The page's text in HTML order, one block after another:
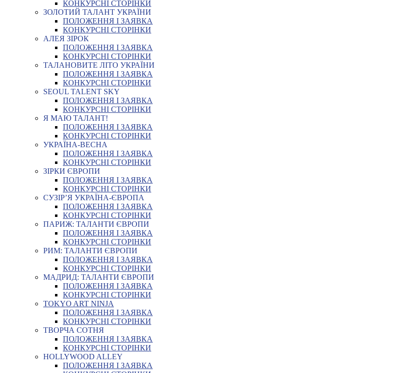
КОНКУРСНІ СТОРІНКИ
ЗОЛОТИЙ ТАЛАНТ УКРАЇНИ
ПОЛОЖЕННЯ І ЗАЯВКА
КОНКУРСНІ СТОРІНКИ
АЛЕЯ ЗІРОК
ПОЛОЖЕННЯ І ЗАЯВКА
КОНКУРСНІ СТОРІНКИ
ТАЛАНОВИТЕ ЛІТО УКРАЇНИ
ПОЛОЖЕННЯ І ЗАЯВКА
КОНКУРСНІ СТОРІНКИ
SEOUL TALENT SKY
ПОЛОЖЕННЯ І ЗАЯВКА
КОНКУРСНІ СТОРІНКИ
Я МАЮ ТАЛАНТ!
ПОЛОЖЕННЯ І ЗАЯВКА
КОНКУРСНІ СТОРІНКИ
УКРАЇНА-ВЕСНА
ПОЛОЖЕННЯ І ЗАЯВКА
КОНКУРСНІ СТОРІНКИ
ЗІРКИ ЄВРОПИ
ПОЛОЖЕННЯ І ЗАЯВКА
КОНКУРСНІ СТОРІНКИ
СУЗІР’Я УКРАЇНА-ЄВРОПА
ПОЛОЖЕННЯ І ЗАЯВКА
КОНКУРСНІ СТОРІНКИ
ПАРИЖ: ТАЛАНТИ ЄВРОПИ
ПОЛОЖЕННЯ І ЗАЯВКА
КОНКУРСНІ СТОРІНКИ
РИМ: ТАЛАНТИ ЄВРОПИ
ПОЛОЖЕННЯ І ЗАЯВКА
КОНКУРСНІ СТОРІНКИ
МАДРИД: ТАЛАНТИ ЄВРОПИ
ПОЛОЖЕННЯ І ЗАЯВКА
КОНКУРСНІ СТОРІНКИ
TOKYO ART NINJA
ПОЛОЖЕННЯ І ЗАЯВКА
КОНКУРСНІ СТОРІНКИ
ТВОРЧА СОТНЯ
ПОЛОЖЕННЯ І ЗАЯВКА
КОНКУРСНІ СТОРІНКИ
HOLLYWOOD ALLEY
ПОЛОЖЕННЯ І ЗАЯВКА